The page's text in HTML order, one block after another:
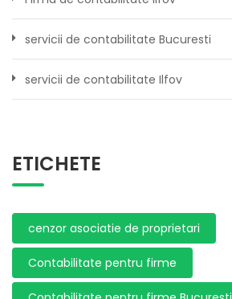
servicii de contabilitate Bucuresti
servicii de contabilitate Ilfov
ETICHETE
cenzor asociatie de proprietari
Contabilitate pentru firme